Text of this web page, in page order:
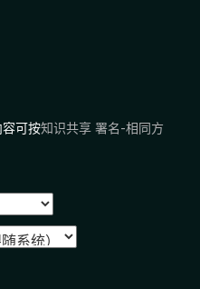
容可按知识共享 署名-相同方